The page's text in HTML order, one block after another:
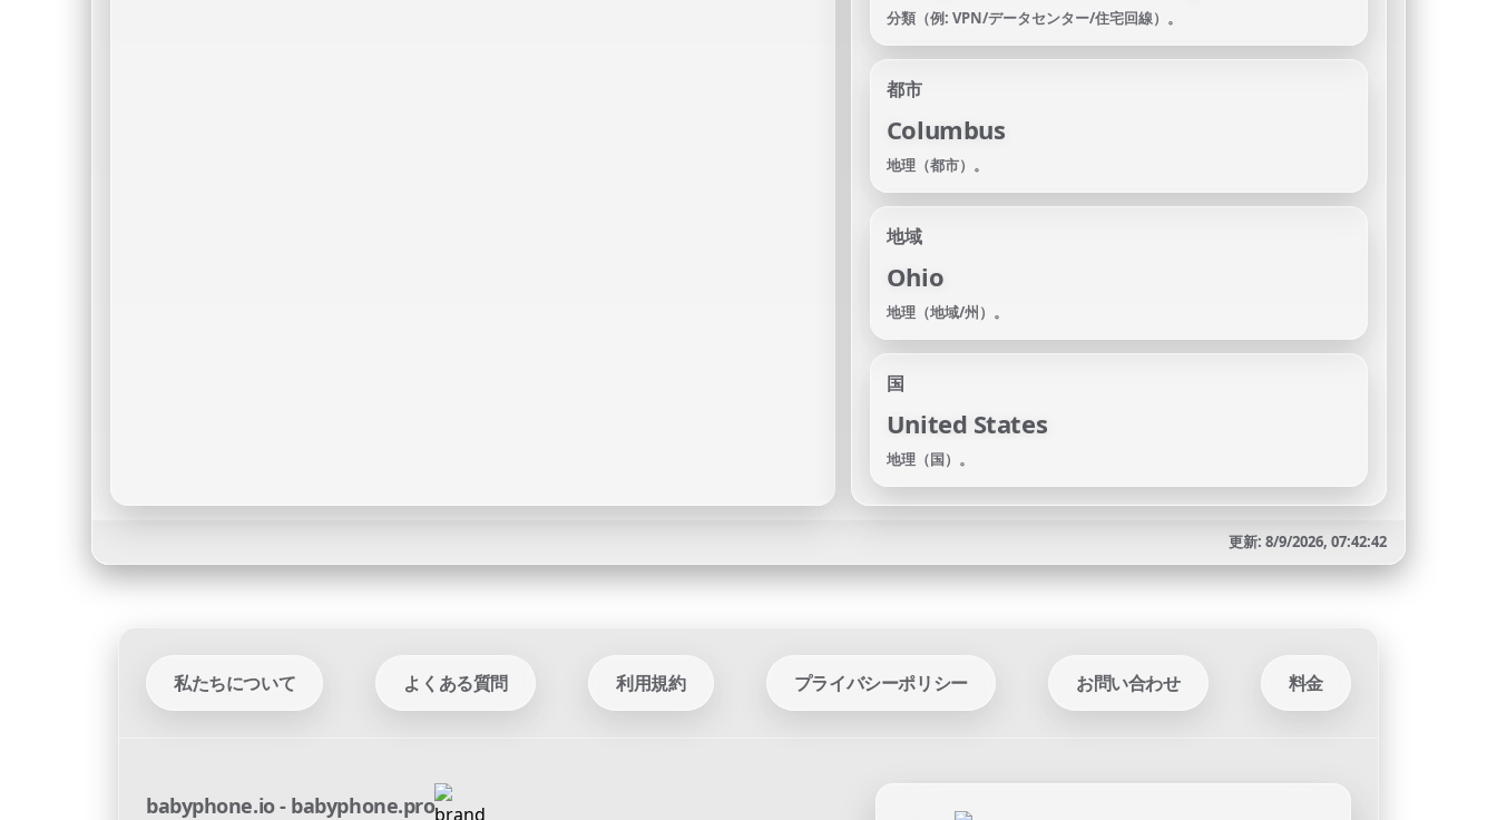
分類（例: VPN/データセンター/住宅回線）。
都市
Columbus
地理（都市）。
地域
Ohio
地理（地域/州）。
国
United States
地理（国）。
更新: 8/9/2026, 07:42:42
私たちについて よくある質問 利用規約 プライバシーポリシー お問い合わせ 料金
babyphone.io - babyphone.pro